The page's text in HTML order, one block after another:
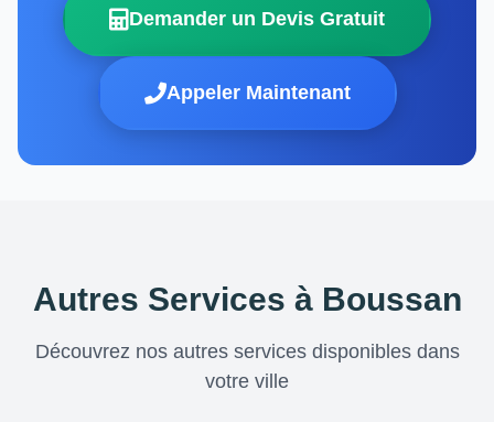
Demander un Devis Gratuit
Appeler Maintenant
Autres Services à Boussan
Découvrez nos autres services disponibles dans
votre ville